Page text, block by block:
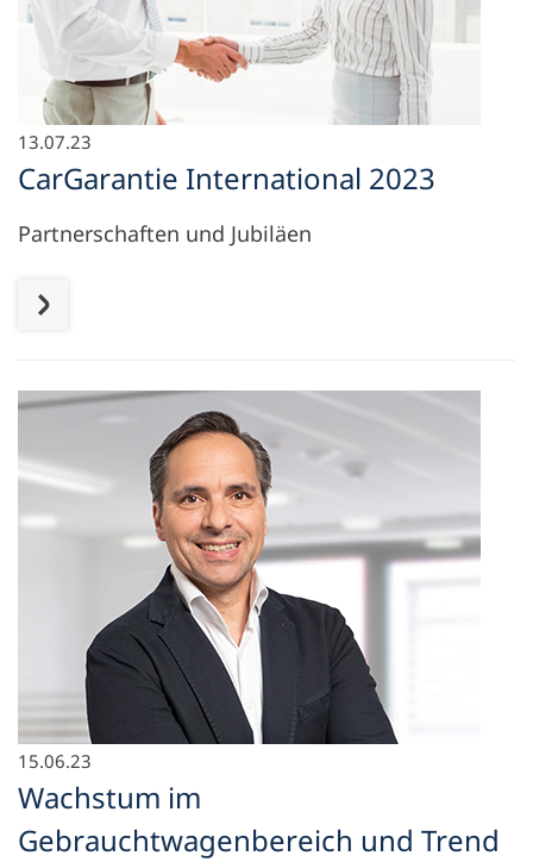
13.07.23
CarGarantie International 2023
Partnerschaften und Jubiläen
15.06.23
Wachstum im
Gebrauchtwagenbereich und Trend